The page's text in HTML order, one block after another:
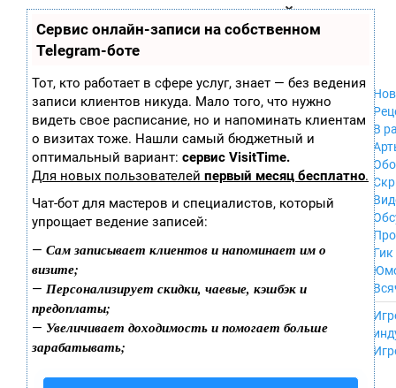
Сервис онлайн-записи на собственном
Telegram-боте
Тот, кто работает в сфере услуг, знает — без ведения
записи клиентов никуда. Мало того, что нужно
видеть свое расписание, но и напоминать клиентам
о визитах тоже. Нашли самый бюджетный и
оптимальный вариант: сервис VisitTime.
Для новых пользователей первый месяц бесплатно.
Чат-бот для мастеров и специалистов, который
упрощает ведение записей:
— Сам записывает клиентов и напоминает им о
визите;
— Персонализирует скидки, чаевые, кэшбэк и
предоплаты;
— Увеличивает доходимость и помогает больше
зарабатывать;
играх
ла
ор
ы
Xbox 360
Wii
GameCube
PS
PS2
PS3
Nintendo 64
PSP
iPhone, iPod,
MacOS
NES
Wii U
В
Гик